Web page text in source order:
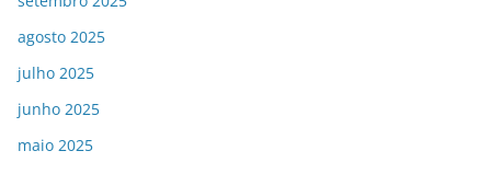
agosto 2025
julho 2025
junho 2025
maio 2025